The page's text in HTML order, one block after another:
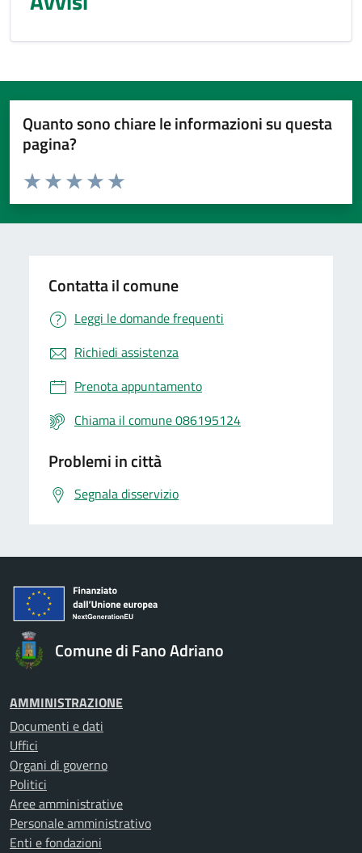
Quanto sono chiare le informazioni su questa
pagina?
Valuta da 1 a 5 stelle la pagina
Valuta 5 stelle su 5
Valuta 4 stelle su 5
Valuta 3 stelle su 5
Valuta 2 stelle su 5
Valuta 1 stelle su 5
Contatta il comune
Leggi le domande frequenti
Richiedi assistenza
Prenota appuntamento
Chiama il comune 086195124
Problemi in città
Segnala disservizio
Comune di Fano Adriano
AMMINISTRAZIONE
Documenti e dati
Uffici
Organi di governo
Politici
Aree amministrative
Personale amministrativo
Enti e fondazioni